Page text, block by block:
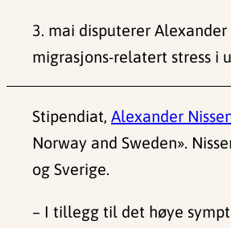
3. mai disputerer
migrasjons-relatert stress i
Stipendiat, Alexander
Norway and Sweden».
og Sverige.
– I tillegg til det høye